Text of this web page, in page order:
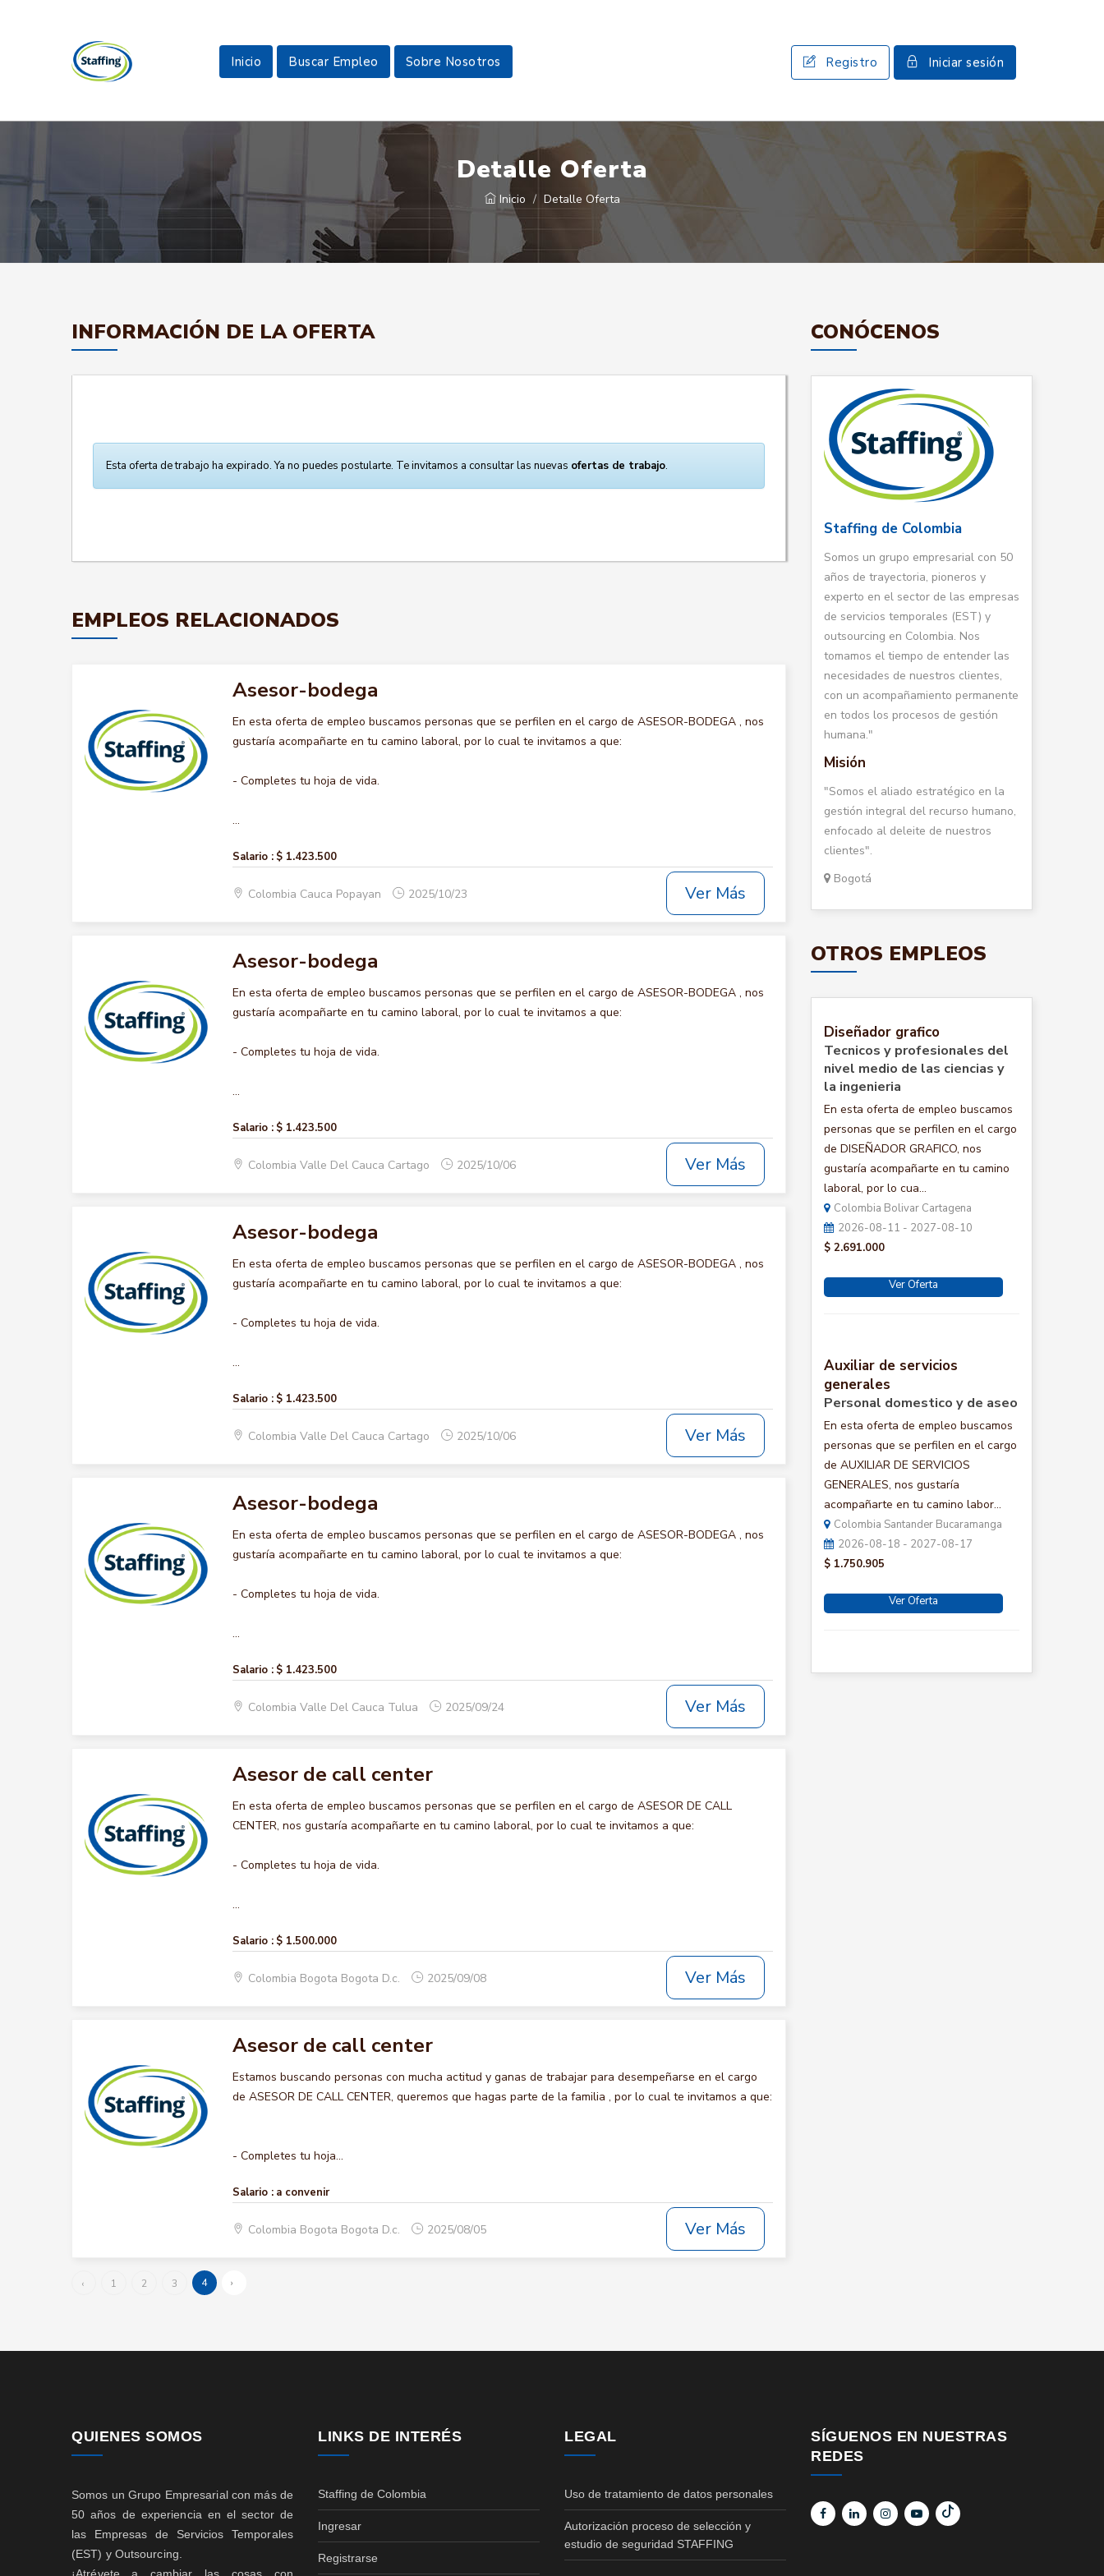
Inicio Buscar Empleo Sobre Nosotros Registro Iniciar sesión
Detalle Oferta
Inicio Detalle Oferta
INFORMACIÓN DE LA OFERTA
Esta oferta de trabajo ha expirado. Ya no puedes postularte. Te invitamos a consultar las nuevas ofertas de trabajo.
EMPLEOS RELACIONADOS
Asesor-bodega
En esta oferta de empleo buscamos personas que se perfilen en el cargo de ASESOR-BODEGA , nos
gustaría acompañarte en tu camino laboral, por lo cual te invitamos a que:
- Completes tu hoja de vida.
...
Salario : $ 1.423.500
Colombia Cauca Popayan 2025/10/23 Ver Más
Asesor-bodega
En esta oferta de empleo buscamos personas que se perfilen en el cargo de ASESOR-BODEGA , nos
gustaría acompañarte en tu camino laboral, por lo cual te invitamos a que:
- Completes tu hoja de vida.
...
Salario : $ 1.423.500
Colombia Valle Del Cauca Cartago 2025/10/06 Ver Más
Asesor-bodega
En esta oferta de empleo buscamos personas que se perfilen en el cargo de ASESOR-BODEGA , nos
gustaría acompañarte en tu camino laboral, por lo cual te invitamos a que:
- Completes tu hoja de vida.
...
Salario : $ 1.423.500
Colombia Valle Del Cauca Cartago 2025/10/06 Ver Más
Asesor-bodega
En esta oferta de empleo buscamos personas que se perfilen en el cargo de ASESOR-BODEGA , nos
gustaría acompañarte en tu camino laboral, por lo cual te invitamos a que:
- Completes tu hoja de vida.
...
Salario : $ 1.423.500
Colombia Valle Del Cauca Tulua 2025/09/24 Ver Más
Asesor de call center
En esta oferta de empleo buscamos personas que se perfilen en el cargo de ASESOR DE CALL
CENTER, nos gustaría acompañarte en tu camino laboral, por lo cual te invitamos a que:
- Completes tu hoja de vida.
...
Salario : $ 1.500.000
Colombia Bogota Bogota D.c. 2025/09/08 Ver Más
Asesor de call center
Estamos buscando personas con mucha actitud y ganas de trabajar para desempeñarse en el cargo
de ASESOR DE CALL CENTER, queremos que hagas parte de la familia , por lo cual te invitamos a que:
- Completes tu hoja...
Salario : a convenir
Colombia Bogota Bogota D.c. 2025/08/05 Ver Más
‹ 1 2 3 4 ›
CONÓCENOS
Staffing de Colombia
Somos un grupo empresarial con 50
años de trayectoria, pioneros y
experto en el sector de las empresas
de servicios temporales (EST) y
outsourcing en Colombia. Nos
tomamos el tiempo de entender las
necesidades de nuestros clientes,
con un acompañamiento permanente
en todos los procesos de gestión
humana."
Misión
"Somos el aliado estratégico en la
gestión integral del recurso humano,
enfocado al deleite de nuestros
clientes".
Bogotá
OTROS EMPLEOS
Diseñador grafico
Tecnicos y profesionales del
nivel medio de las ciencias y
la ingenieria
En esta oferta de empleo buscamos
personas que se perfilen en el cargo
de DISEÑADOR GRAFICO, nos
gustaría acompañarte en tu camino
laboral, por lo cua...
Colombia Bolivar Cartagena
2026-08-11 - 2027-08-10
$ 2.691.000
Ver Oferta
Auxiliar de servicios
generales
Personal domestico y de aseo
En esta oferta de empleo buscamos
personas que se perfilen en el cargo
de AUXILIAR DE SERVICIOS
GENERALES, nos gustaría
acompañarte en tu camino labor...
Colombia Santander Bucaramanga
2026-08-18 - 2027-08-17
$ 1.750.905
Ver Oferta
QUIENES SOMOS
Somos un Grupo Empresarial con más de
50 años de experiencia en el sector de
las Empresas de Servicios Temporales
(EST) y Outsourcing.
LINKS DE INTERÉS
Staffing de Colombia
Ingresar
Registrarse
LEGAL
Uso de tratamiento de datos personales
Autorización proceso de selección y
estudio de seguridad STAFFING
SÍGUENOS EN NUESTRAS
REDES